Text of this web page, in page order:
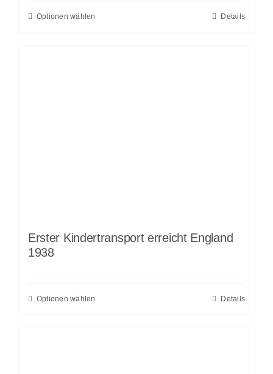
Optionen wählen Details
Erster Kindertransport erreicht England
1938
Optionen wählen Details